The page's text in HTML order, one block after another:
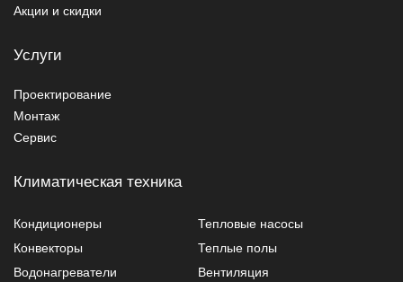
Акции и скидки
Услуги
Проектирование
Монтаж
Сервис
Климатическая техника
Кондиционеры
Тепловые насосы
Конвекторы
Теплые полы
Водонагреватели
Вентиляция